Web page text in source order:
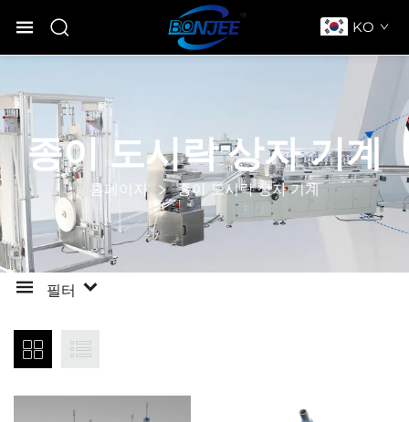
KO
종이 도시락 상자 기계
홈페이지 종이 도시락 상자 기계
필터